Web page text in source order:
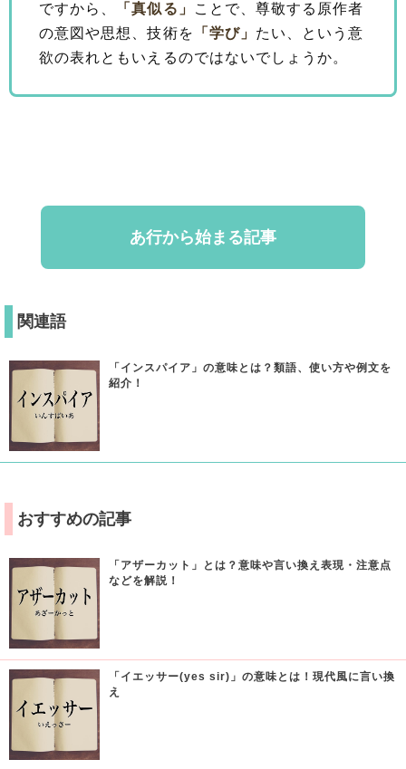
ですから、
「真似る」
ことで、尊敬する原作者
の意図や思想、技術を 「学び」 たい、という意
欲の表れともいえるのではないでしょうか。
あ行から始まる記事
関連語
「インスパイア」の意味とは？類語、使い方や例文を
紹介！
おすすめの記事
「アザーカット」とは？意味や言い換え表現・注意点
などを解説！
「イエッサー(yes sir)」の意味とは！現代風に言い換
え